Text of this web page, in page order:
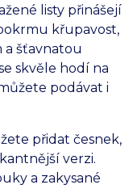
listy přinášejí
křupavost,
a šťavnatou
skvěle hodí na
podávat i
přidat česnek,
verzi.
a zakysané